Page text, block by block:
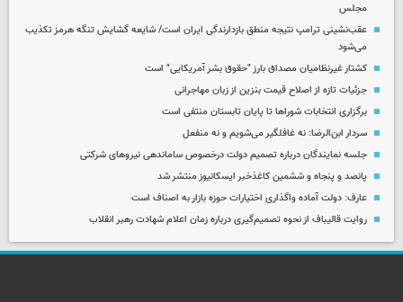
مجلس
عقب‌نشینی ترامپ نتیجه منطق بازدارندگی ایران است/ شایعه گشایش تنگه هرمز تکذیب
می‌شود
کشتار غیرنظامیان مصداق بارز "حقوق بشر آمریکایی" است
جزئیات تازه از اصلاح قیمت بنزین از زبان مهاجرانی
برگزاری انتخابات شوراها تا پایان تابستان منتفی است
سردار ابن‌الرضا: نه غافلگیر می‌شویم و نه منفعل
جلسه نمایندگان درباره تصمیم دولت درخصوص ساماندهی نیروهای شرکتی
پانصد و پنجاه و ششمین کاغذخبر ایسکانیوز منتشر شد
عارف: دولت آماده واگذاری اختیارات حوزه بازار به اصناف است
روایت قالیباف از نحوه تصمیم‌گیری درباره زمان اعلام شهادت رهبر انقلاب